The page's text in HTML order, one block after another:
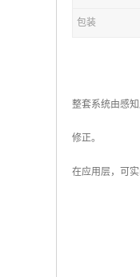
包装
整套系统由感
修正。
在应用层，可